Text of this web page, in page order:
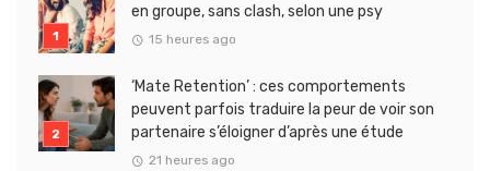
en groupe, sans clash, selon une psy
15 heures ago
‘Mate Retention’ : ces comportements
peuvent parfois traduire la peur de voir son
partenaire s’éloigner d’après une étude
21 heures ago